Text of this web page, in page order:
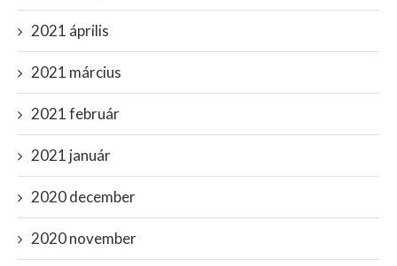
2021 április
2021 március
2021 február
2021 január
2020 december
2020 november